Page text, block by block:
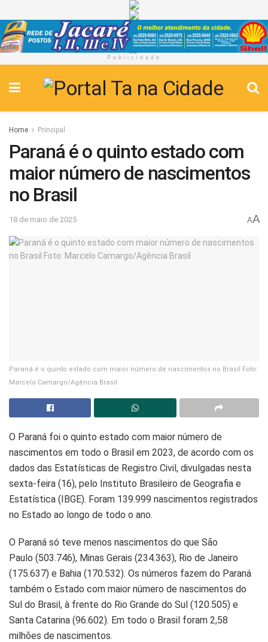
Publicidade
Home Principal
Paraná é o quinto estado com
maior número de nascimentos
no Brasil
18 de maio de 2025 AA
Paraná é o quinto estado com maior número de nascimentos no Brasil Foto:
Marcelo Camargo/Agência Brasil
O Paraná foi o quinto estado com maior número de
nascimentos em todo o Brasil em 2023, de acordo com os
dados das Estatísticas de Registro Civil, divulgadas nesta
sexta-feira (16), pelo Instituto Brasileiro de Geografia e
Estatística (IBGE). Foram 139.999 nascimentos registrados
no Estado ao longo de todo o ano.
O Paraná só teve menos nascimentos do que São
Paulo (503.746), Minas Gerais (234.363), Rio de Janeiro
(175.637) e Bahia (170.532). Os números fazem do Paraná
também o Estado com maior número de nascimentos do
Sul do Brasil, à frente do Rio Grande do Sul (120.505) e
Santa Catarina (96.602). Em todo o Brasil foram 2,58
milhões de nascimentos.